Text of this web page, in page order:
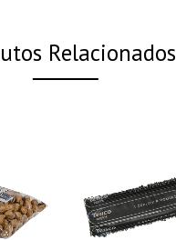
Relacionados